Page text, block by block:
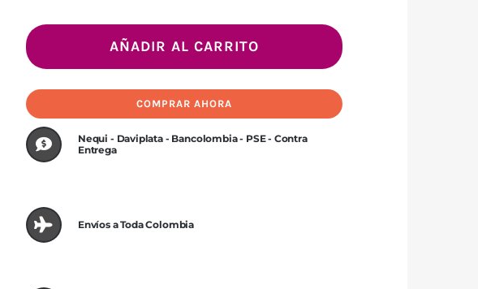
de
Aseo
Básico
en
cantidad
AÑADIR AL CARRITO
COMPRAR AHORA
Nequi - Daviplata - Bancolombia - PSE - Contra
Entrega
Envíos a Toda Colombia